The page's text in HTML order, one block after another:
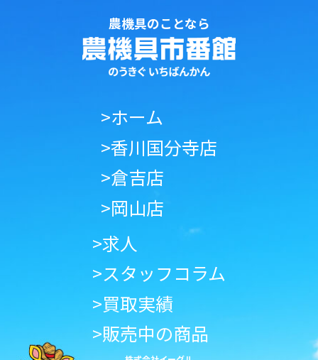
農機具のことなら
>ホーム
>香川国分寺店
>倉吉店
>岡山店
>求人
>スタッフコラム
>買取実績
>販売中の商品